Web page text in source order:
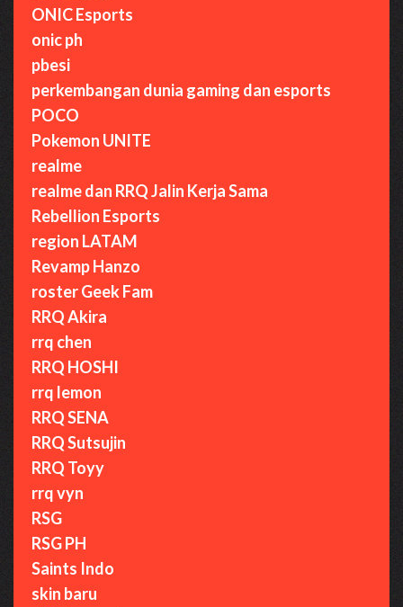
ONIC Esports
onic ph
pbesi
perkembangan dunia gaming dan esports
POCO
Pokemon UNITE
realme
realme dan RRQ Jalin Kerja Sama
Rebellion Esports
region LATAM
Revamp Hanzo
roster Geek Fam
RRQ Akira
rrq chen
RRQ HOSHI
rrq lemon
RRQ SENA
RRQ Sutsujin
RRQ Toyy
rrq vyn
RSG
RSG PH
Saints Indo
skin baru